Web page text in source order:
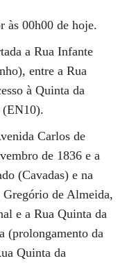
às 00h00 de hoje.
a Rua Infante
entre a Rua
à Quinta da
(EN10).
Carlos de
de 1836 e a
(Cavadas) e na
Gregório de Almeida,
e a Rua Quinta da
(prolongamento da
Quinta da